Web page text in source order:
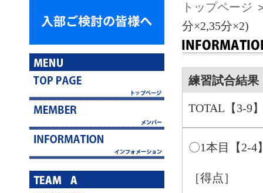
トップページ
分×2,35分×2)
練習試合結
TOTAL【3-9
〇1本目【2-4
［得点］